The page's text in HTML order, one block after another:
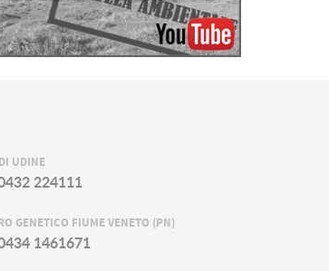
UDINE
224111
GENETICO FIUME VENETO (PN)
1461671